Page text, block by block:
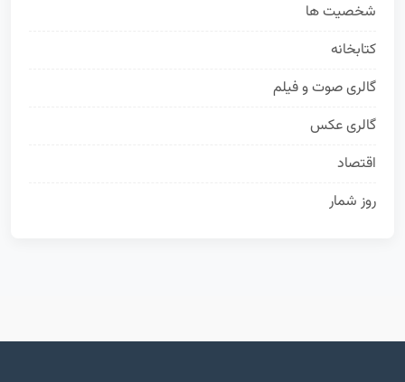
شخصیت ها
کتابخانه
گالری صوت و فیلم
گالری عکس
اقتصاد
روز شمار